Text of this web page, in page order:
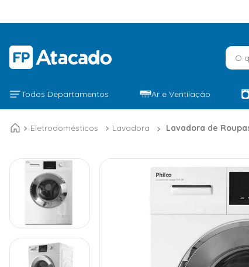
O
Todos Departamentos Ar e Ventilação
Eletrodomésticos Lavadora Lavadora de